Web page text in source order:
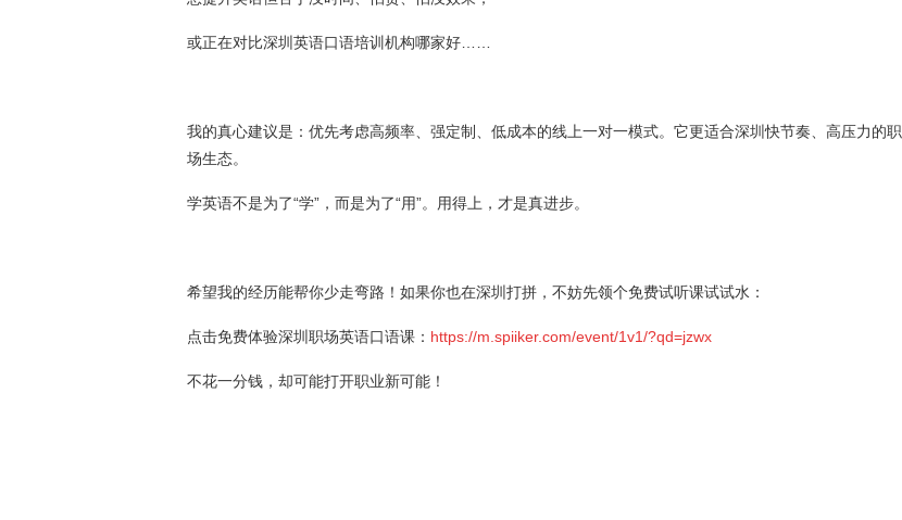
或正在对比深圳英语口语培训机构哪家好……
我的真心建议是：优先考虑高频率、强定制、低成本的线上一对一模式。它更适合深圳快节奏、高压力的职
场生态。
学英语不是为了“学”，而是为了“用”。用得上，才是真进步。
希望我的经历能帮你少走弯路！如果你也在深圳打拼，不妨先领个免费试听课试试水：
点击免费体验深圳职场英语口语课： https://m.spiiker.com/event/1v1/?qd=jzwx
不花一分钱，却可能打开职业新可能！